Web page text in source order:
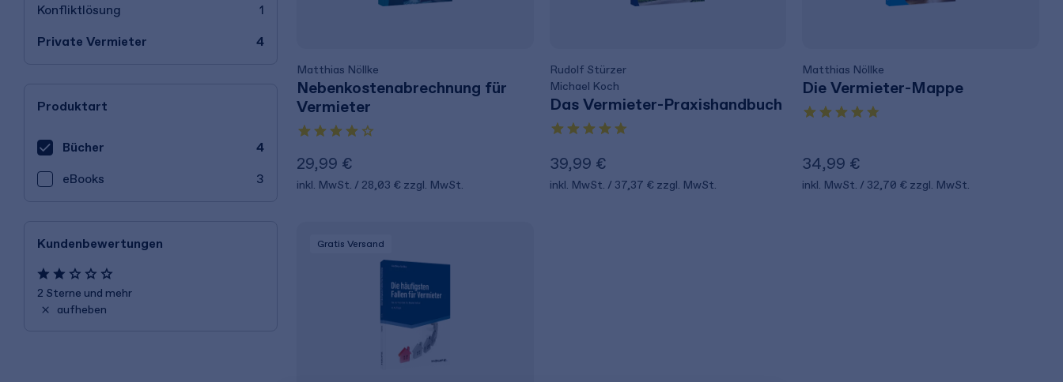
Konfliktlösung 1
Private Vermieter 4
Produktart
Bücher 4
eBooks 3
Kundenbewertungen
2 Sterne und mehr
aufheben
Matthias Nöllke
Nebenkostenabrechnung für
Vermieter
29,99 €
inkl. MwSt. 28,03 € zzgl. MwSt.
Rudolf Stürzer
Michael Koch
Das Vermieter-Praxishandbuch
39,99 €
inkl. MwSt. 37,37 € zzgl. MwSt.
Matthias Nöllke
Die Vermieter-Mappe
34,99 €
inkl. MwSt. 32,70 € zzgl. MwSt.
Gratis Versand